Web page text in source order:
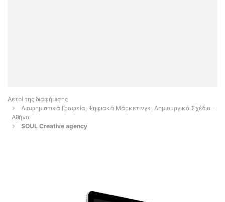
Αετοί της διαφήμισης
Διαφημιστικά Γραφεία, Ψηφιακό Μάρκετινγκ, Δημιουργικά Σχέδια -
Αθήνα
SOUL Creative agency